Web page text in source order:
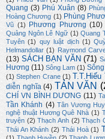
Quang (3) Phú Xuân (8)
Hoàng Chương (1) Phùng
Vũ (1) Phương Phương (10)
Quảng Ngôn Lê Ngữ (1) Quang
Tuyên (1) quy luật dịch (1)
Helmandollar (1) Raymond
(13) SÁCH BẠN VĂN (71)
Hương (11) Sông Lam (1)
(1) Stephen Crane (1) T.T.Hiếu
diễn nghĩa (4) TẢN VĂN
CHÍ VN BÌNH DƯƠNG (11)
Tần Khánh (4) Tân Vương Huy
nghệ thuật Hương Quê Nhà (1)
truyện (2) Thạch Anh (2) Thạch
Thái An Khánh (2) Thái Hoà (1)